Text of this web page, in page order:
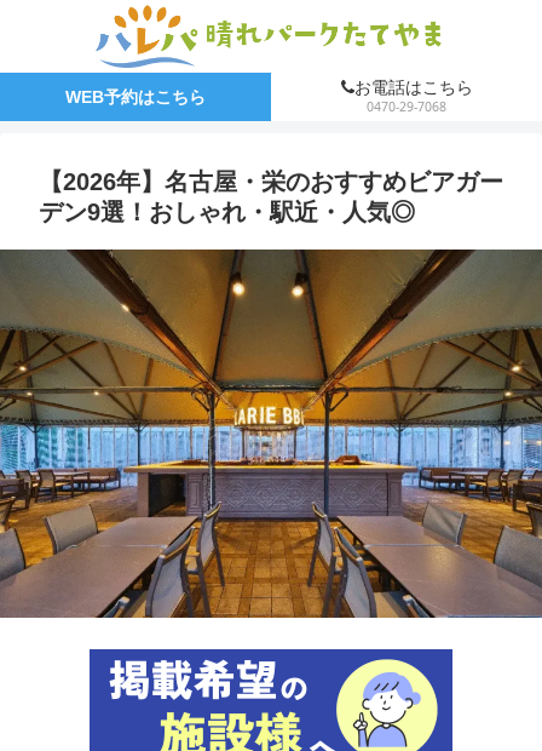
WEB予約はこちら お電話はこちら
0470-29-7068
【2026年】名古屋・栄のおすすめビアガー
デン9選！おしゃれ・駅近・人気◎